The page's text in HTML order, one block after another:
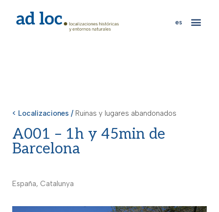
es
< Localizaciones / Ruinas y lugares abandonados
A001 – 1h y 45min de
Barcelona
España, Catalunya